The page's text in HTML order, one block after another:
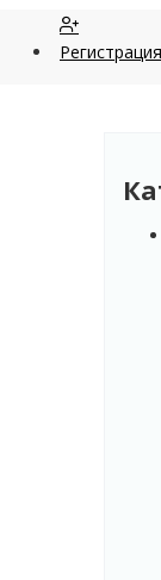
Регистрация